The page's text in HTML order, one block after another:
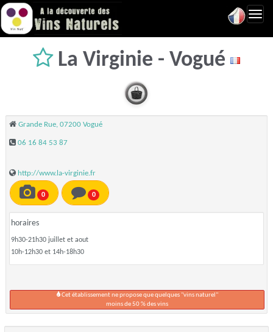
La Virginie - Vogué
Grande Rue, 07200 Vogué
06 16 84 53 87
http://www.la-virginie.fr
0 0
horaires
9h30-21h30 juillet et aout
10h-12h30 et 14h-18h30
Cet établissement ne propose que quelques "vins naturel"
moins de 50 % des vins